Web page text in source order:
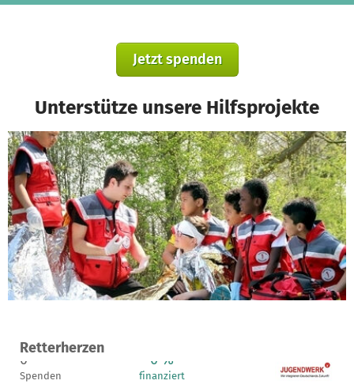
Jetzt spenden
Unterstütze unsere Hilfsprojekte
Retterherzen
Ein Projekt in Wittmund, Deutschland
0
Spenden
0 %
finanziert
2.050 €
fehlen noch